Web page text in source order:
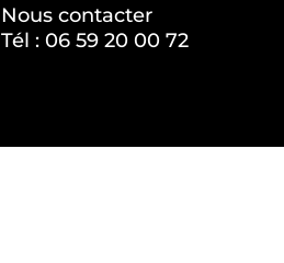
Nous contacter
Tél : 06 59 20 00 72